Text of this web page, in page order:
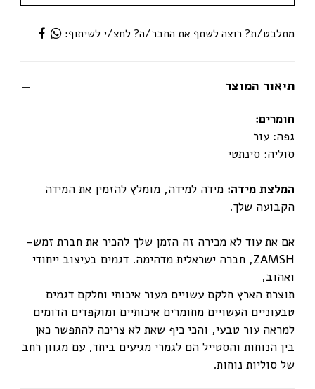
תיאור המוצר
חומרים:
גפה: עור
סוליה: סינתטי
המלצת מידה:מידה למידה, מומלץ להזמין את המידה
הקבועה שלך.
אם את עוד לא מכירה זה הזמן שלך להכיר את חברת זמש-
ZAMSH, חברה ישראלית מדהימה. דגמים בעיצוב ייחודי
ואהוב,
תוצרת הארץ חלקם עשויים מעור איכותי וחלקם דגמים
טבעוניים העשויים מחומרים איכותיים ומוקפדים הדומים
למראה עור טבעי, והכי כיף שאת לא צריכה להתפשר כאן
בין הנוחות והסטייל הם לגמרי מגיעים ביחד, עם מגוון רחב
של סוליות נוחות.
מתלבט/ת? רוצה לשתף את החבר/ה? לחצ/י לשיתוף: